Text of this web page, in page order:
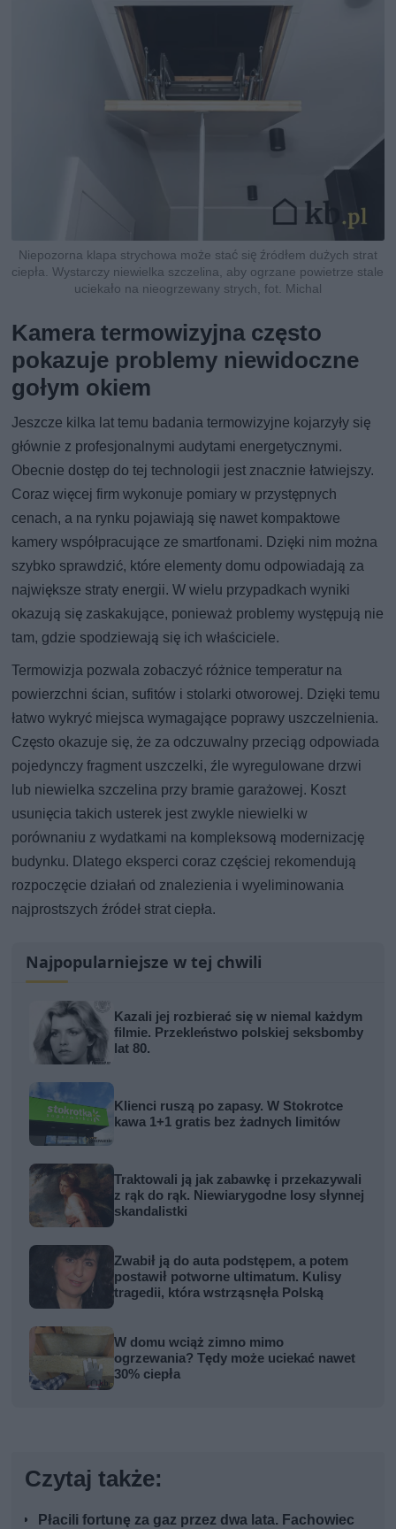
Niepozorna klapa strychowa może stać się źródłem dużych strat
ciepła. Wystarczy niewielka szczelina, aby ogrzane powietrze stale
uciekało na nieogrzewany strych, fot. Michal
Kamera termowizyjna często
pokazuje problemy niewidoczne
gołym okiem
Jeszcze kilka lat temu badania termowizyjne kojarzyły się
głównie z profesjonalnymi audytami energetycznymi.
Obecnie dostęp do tej technologii jest znacznie łatwiejszy.
Coraz więcej firm wykonuje pomiary w przystępnych
cenach, a na rynku pojawiają się nawet kompaktowe
kamery współpracujące ze smartfonami. Dzięki nim można
szybko sprawdzić, które elementy domu odpowiadają za
największe straty energii. W wielu przypadkach wyniki
okazują się zaskakujące, ponieważ problemy występują nie
tam, gdzie spodziewają się ich właściciele.
Termowizja pozwala zobaczyć różnice temperatur na
powierzchni ścian, sufitów i stolarki otworowej. Dzięki temu
łatwo wykryć miejsca wymagające poprawy uszczelnienia.
Często okazuje się, że za odczuwalny przeciąg odpowiada
pojedynczy fragment uszczelki, źle wyregulowane drzwi
lub niewielka szczelina przy bramie garażowej. Koszt
usunięcia takich usterek jest zwykle niewielki w
porównaniu z wydatkami na kompleksową modernizację
budynku. Dlatego eksperci coraz częściej rekomendują
rozpoczęcie działań od znalezienia i wyeliminowania
najprostszych źródeł strat ciepła.
Najpopularniejsze w tej chwili
Kazali jej rozbierać się w niemal każdym
filmie. Przekleństwo polskiej seksbomby
lat 80.
Klienci ruszą po zapasy. W Stokrotce
kawa 1+1 gratis bez żadnych limitów
Traktowali ją jak zabawkę i przekazywali
z rąk do rąk. Niewiarygodne losy słynnej
skandalistki
Zwabił ją do auta podstępem, a potem
postawił potworne ultimatum. Kulisy
tragedii, która wstrząsnęła Polską
W domu wciąż zimno mimo
ogrzewania? Tędy może uciekać nawet
30% ciepła
Czytaj także:
Płacili fortunę za gaz przez dwa lata. Fachowiec